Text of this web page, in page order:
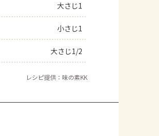
大さじ1
小さじ1
大さじ1/2
レシピ提供：味の素KK